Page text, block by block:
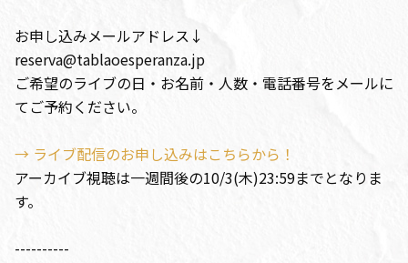
お申し込みメールアドレス↓
reserva@tablaoesperanza.jp
ご希望のライブの日・お名前・人数・電話番号をメールに
てご予約ください。
→ ライブ配信のお申し込みはこちらから！
アーカイブ視聴は一週間後の10/3(木)23:59までとなりま
す。
----------